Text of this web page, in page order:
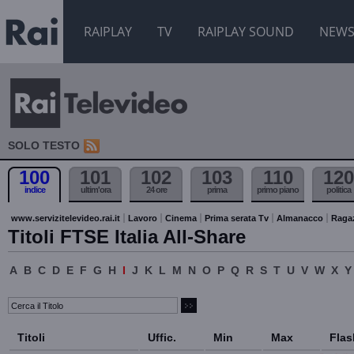
RAIPLAY TV RAIPLAY SOUND NEWS
SOLO TESTO
100
indice
101
ultim'ora
102
24 ore
103
prima
110
primo piano
120
politica
www.servizitelevideo.rai.it Lavoro Cinema Prima serata Tv Almanacco
Titoli FTSE Italia All-Share
A B C D E F G H I J K L M N O P Q R S T U V W X Y
Titoli Uffic. Min Max